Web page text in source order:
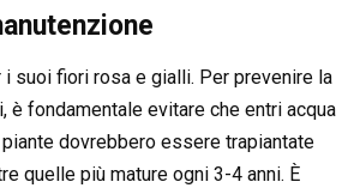
i suoi fiori rosa e gialli. Per prevenire la
è fondamentale evitare che entri acqua
dovrebbero essere trapiantate
quelle più mature ogni 3-4 anni. È